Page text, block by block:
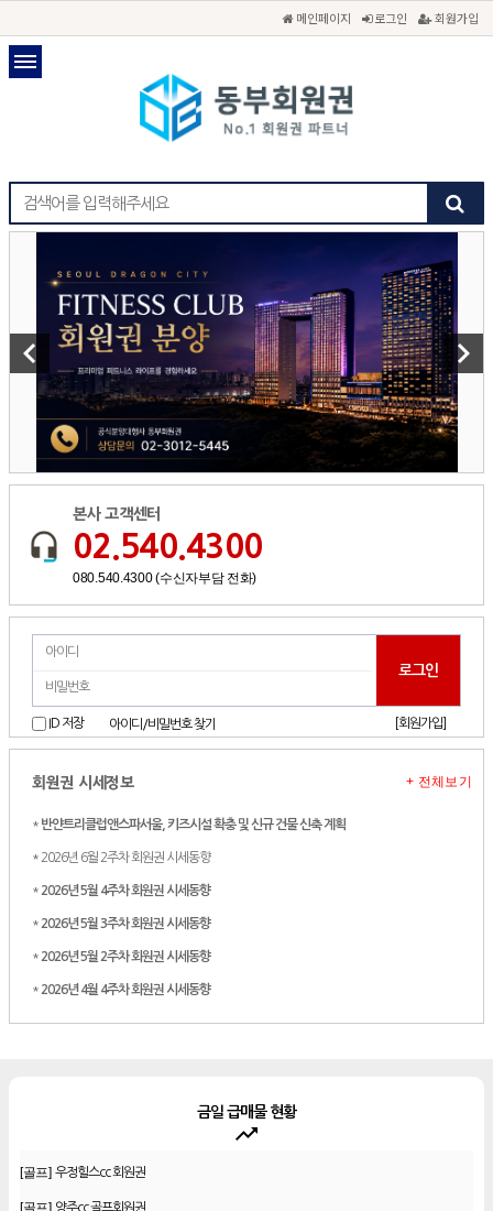
메인페이지 로그인 회원가입
keyboard_arrow_left keyboard_arrow_right
본사 고객센터
02.540.4300
080.540.4300 (수신자부담 전화)
ID 저장 아이디/비밀번호 찾기 [회원가입]
회원권 시세정보
* 반얀트리클럽앤스파서울, 키즈시설 확충 및 신규 건물 신축 계획
* 2026년 6월 2주차 회원권 시세동향
* 2026년 5월 4주차 회원권 시세동향
* 2026년 5월 3주차 회원권 시세동향
* 2026년 5월 2주차 회원권 시세동향
* 2026년 4월 4주차 회원권 시세동향
+ 전체보기
금일 급매물 현황
trending_up
[골프] 우정힐스cc 회원권
[골프] 양주cc 골프회원권